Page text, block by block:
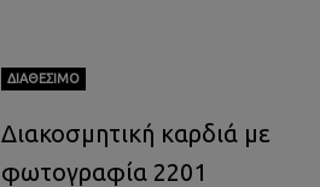
ΔΙΑΘΈΣΙΜΟ
Διακοσμητική καρδιά με
φωτογραφία 2201